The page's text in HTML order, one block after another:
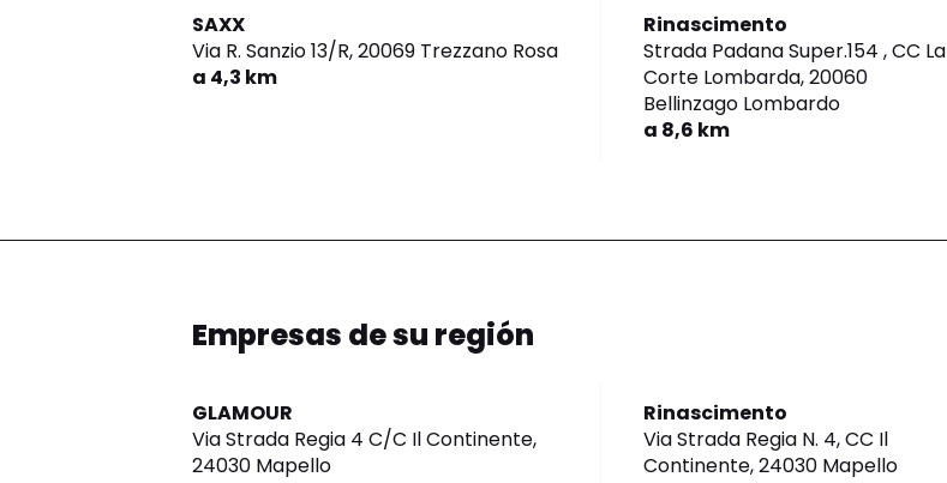
SAXX
Via R. Sanzio 13/R,20069 Trezzano Rosa
a 4,3 km
Rinascimento
Strada Padana Super.154 , CC La
Corte Lombarda,20060
Bellinzago Lombardo
a 8,6 km
Empresas de su región
GLAMOUR
Via Strada Regia 4 C/C Il Continente,
24030 Mapello
Rinascimento
Via Strada Regia N. 4, CC Il
Continente,24030 Mapello